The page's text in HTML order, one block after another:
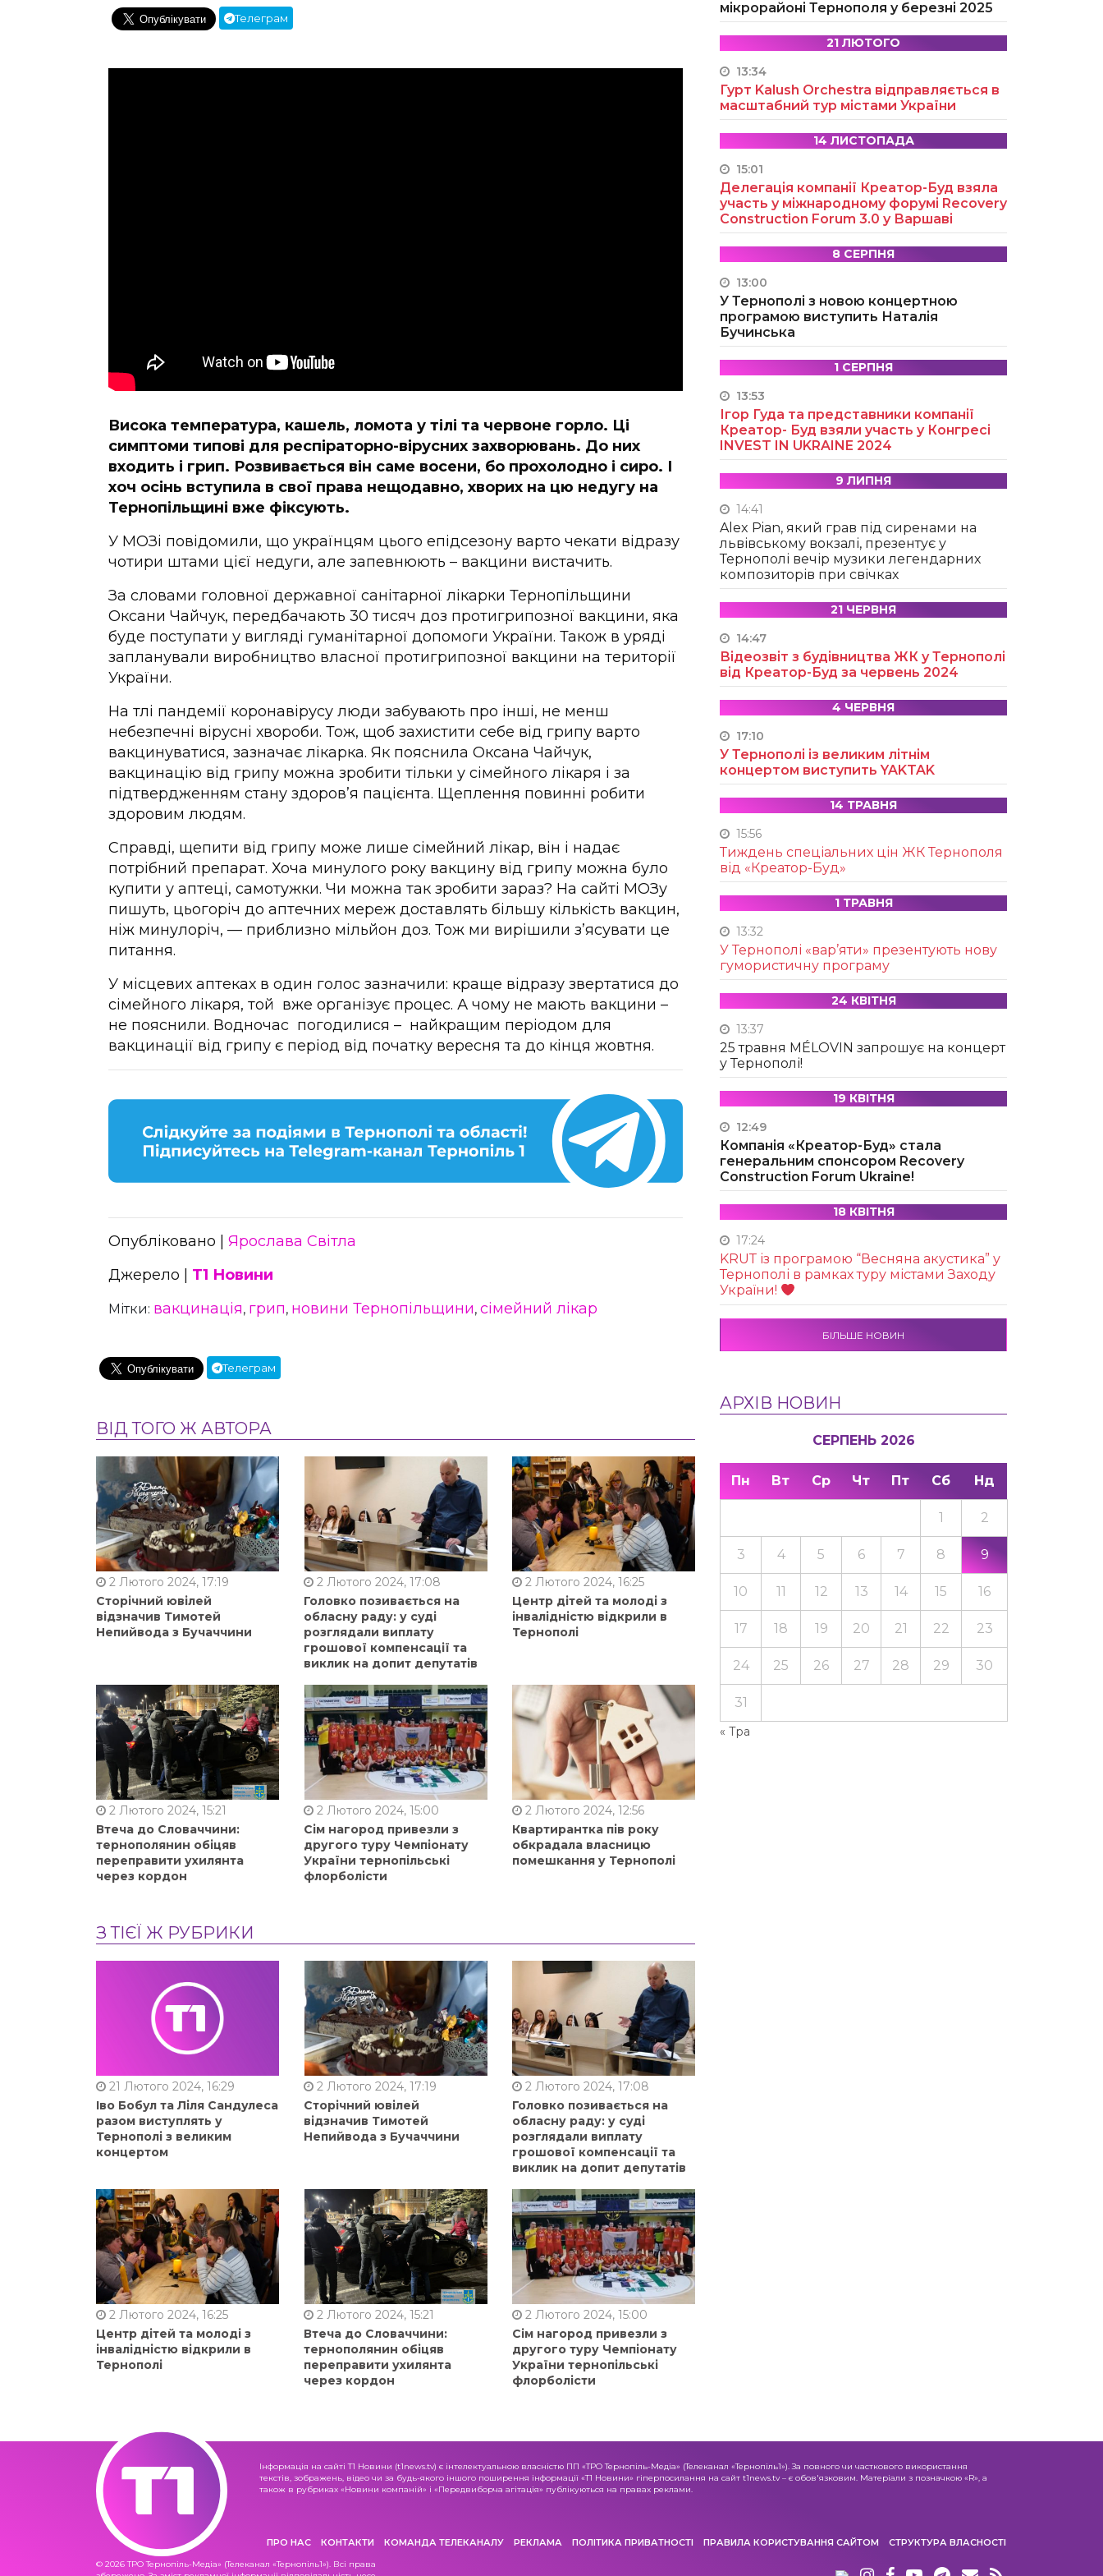
Телеграм
Висока температура, кашель, ломота у тілі та червоне горло. Ці
симптоми типові для респіраторно-вірусних захворювань. До них
входить і грип. Розвивається він саме восени, бо прохолодно і сиро. І
хоч осінь вступила в свої права нещодавно, хворих на цю недугу на
Тернопільщині вже фіксують.
У МОЗі повідомили, що українцям цього епідсезону варто чекати відразу
чотири штами цієї недуги, але запевнюють – вакцини вистачить.
За словами головної державної санітарної лікарки Тернопільщини
Оксани Чайчук, передбачають 30 тисяч доз протигрипозної вакцини, яка
буде поступати у вигляді гуманітарної допомоги України. Також в уряді
запланували виробництво власної протигрипозної вакцини на території
України.
На тлі пандемії коронавірусу люди забувають про інші, не менш
небезпечні вірусні хвороби. Тож, щоб захистити себе від грипу варто
вакцинуватися, зазначає лікарка. Як пояснила Оксана Чайчук,
вакцинацію від грипу можна зробити тільки у сімейного лікаря і за
підтвердженням стану здоров’я пацієнта. Щеплення повинні робити
здоровим людям.
Справді, щепити від грипу може лише сімейний лікар, він і надає
потрібний препарат. Хоча минулого року вакцину від грипу можна було
купити у аптеці, самотужки. Чи можна так зробити зараз? На сайті МОЗу
пишуть, цьогоріч до аптечних мереж доставлять більшу кількість вакцин,
ніж минулоріч, — приблизно мільйон доз. Тож ми вирішили з’ясувати це
питання.
У місцевих аптеках в один голос зазначили: краще відразу звертатися до
сімейного лікаря, той вже організує процес. А чому не мають вакцини –
не пояснили. Водночас погодилися – найкращим періодом для
вакцинації від грипу є період від початку вересня та до кінця жовтня.
Опубліковано | Ярослава Світла
Джерело | Т1 Новини
Мітки: вакцинація, грип, новини Тернопільщини, сімейний лікар
Телеграм
ВІД ТОГО Ж АВТОРА
2 Лютого 2024, 17:19
Сторічний ювілей
відзначив Тимотей
Непийвода з Бучаччини
2 Лютого 2024, 17:08
Головко позивається на
обласну раду: у суді
розглядали виплату
грошової компенсації та
виклик на допит депутатів
2 Лютого 2024, 16:25
Центр дітей та молоді з
інвалідністю відкрили в
Тернополі
2 Лютого 2024, 15:21
Втеча до Словаччини:
тернополянин обіцяв
переправити ухилянта
через кордон
2 Лютого 2024, 15:00
Сім нагород привезли з
другого туру Чемпіонату
України тернопільські
флорболісти
2 Лютого 2024, 12:56
Квартирантка пів року
обкрадала власницю
помешкання у Тернополі
З ТІЄЇ Ж РУБРИКИ
21 Лютого 2024, 16:29
Іво Бобул та Ліля Сандулеса
разом виступлять у
Тернополі з великим
концертом
2 Лютого 2024, 17:19
Сторічний ювілей
відзначив Тимотей
Непийвода з Бучаччини
2 Лютого 2024, 17:08
Головко позивається на
обласну раду: у суді
розглядали виплату
грошової компенсації та
виклик на допит депутатів
2 Лютого 2024, 16:25
Центр дітей та молоді з
інвалідністю відкрили в
Тернополі
2 Лютого 2024, 15:21
Втеча до Словаччини:
тернополянин обіцяв
переправити ухилянта
через кордон
2 Лютого 2024, 15:00
Сім нагород привезли з
другого туру Чемпіонату
України тернопільські
флорболісти
мікрорайоні Тернополя у березні 2025
21 ЛЮТОГО
13:34
Гурт Kalush Orchestra відправляється в
масштабний тур містами України
14 ЛИСТОПАДА
15:01
Делегація компанії Креатор-Буд взяла
участь у міжнародному форумі Recovery
Construction Forum 3.0 у Варшаві
8 СЕРПНЯ
13:00
У Тернополі з новою концертною
програмою виступить Наталія
Бучинська
1 СЕРПНЯ
13:53
Ігор Гуда та представники компанії
Креатор- Буд взяли участь у Конгресі
INVEST IN UKRAINE 2024
9 ЛИПНЯ
14:41
Alex Pian, який грав під сиренами на
львівському вокзалі, презентує у
Тернополі вечір музики легендарних
композиторів при свічках
21 ЧЕРВНЯ
14:47
Відеозвіт з будівництва ЖК у Тернополі
від Креатор-Буд за червень 2024
4 ЧЕРВНЯ
17:10
У Тернополі із великим літнім
концертом виступить YAKTAK
14 ТРАВНЯ
15:56
Тиждень спеціальних цін ЖК Тернополя
від «Креатор-Буд»
1 ТРАВНЯ
13:32
У Тернополі «вар’яти» презентують нову
гумористичну програму
24 КВІТНЯ
13:37
25 травня MÉLOVIN запрошує на концерт
у Тернополі!
19 КВІТНЯ
12:49
Компанія «Креатор-Буд» стала
генеральним спонсором Recovery
Construction Forum Ukraine!
18 КВІТНЯ
17:24
KRUТ із програмою “Весняна акустика” у
Тернополі в рамках туру містами Заходу
України!
БІЛЬШЕ НОВИН
АРХІВ НОВИН
СЕРПЕНЬ 2026
Пн Вт Ср Чт Пт Сб Нд
« Тра
1 2
3 4 5 6 7 8 9
10 11 12 13 14 15 16
17 18 19 20 21 22 23
24 25 26 27 28 29 30
31
Інформація на сайті Т1 Новини (t1news.tv) є інтелектуальною власністю ПП «ТРО Тернопіль-Медіа» (Телеканал «Тернопіль1»). За повного чи часткового використання
текстів, зображень, відео чи за будь-якого іншого поширення інформації «Т1 Новини» гіперпосилання на сайт t1news.tv – є обов'язковим. Матеріали з позначкою «R», а
також в рубриках «Новини компаній» і «Передвиборча агітація» публікуються на правах реклами.
ПРО НАС КОНТАКТИ КОМАНДА ТЕЛЕКАНАЛУ РЕКЛАМА ПОЛІТИКА ПРИВАТНОСТІ ПРАВИЛА КОРИСТУВАННЯ САЙТОМ СТРУКТУРА ВЛАСНОСТІ
© 2026 ТРО Тернопіль-Медіа» (Телеканал «Тернопіль1»). Всі права